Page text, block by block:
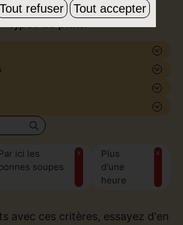
et de saveurs, pour tous les
types de plats.
ici les
soupes
x
Plus
d'une
heure
x
avec ces critères, essayez d'en
Tout refuser Tout accepter